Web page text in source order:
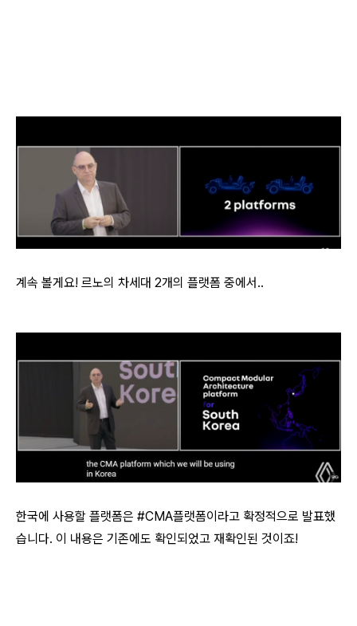
계속 볼게요! 르노의 차세대 2개의 플랫폼 중에서..
한국에 사용할 플랫폼은 #CMA플랫폼이라고 확정적으로 발표했
습니다. 이 내용은 기존에도 확인되었고 재확인된 것이죠!